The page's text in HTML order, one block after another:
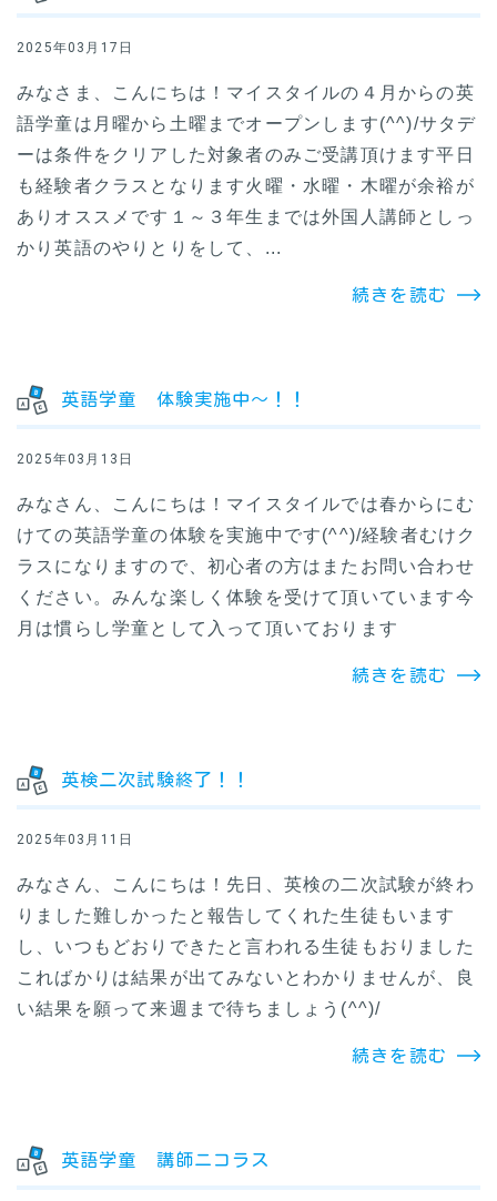
2025年03月17日
みなさま、こんにちは！マイスタイルの４月からの英
語学童は月曜から土曜までオープンします(^^)/サタデ
ーは条件をクリアした対象者のみご受講頂けます平日
も経験者クラスとなります火曜・水曜・木曜が余裕が
ありオススメです１～３年生までは外国人講師としっ
かり英語のやりとりをして、...
続きを読む
英語学童 体験実施中～！！
2025年03月13日
みなさん、こんにちは！マイスタイルでは春からにむ
けての英語学童の体験を実施中です(^^)/経験者むけク
ラスになりますので、初心者の方はまたお問い合わせ
ください。みんな楽しく体験を受けて頂いています今
月は慣らし学童として入って頂いております
続きを読む
英検二次試験終了！！
2025年03月11日
みなさん、こんにちは！先日、英検の二次試験が終わ
りました難しかったと報告してくれた生徒もいます
し、いつもどおりできたと言われる生徒もおりました
こればかりは結果が出てみないとわかりませんが、良
い結果を願って来週まで待ちましょう(^^)/
続きを読む
英語学童 講師ニコラス